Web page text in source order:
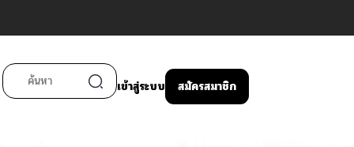
เข้าสู่ระบบ สมัครสมาชิก